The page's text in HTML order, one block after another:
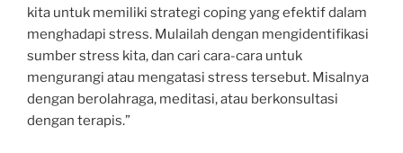
kita untuk memiliki strategi coping yang efektif dalam
menghadapi stress. Mulailah dengan mengidentifikasi
sumber stress kita, dan cari cara-cara untuk
mengurangi atau mengatasi stress tersebut. Misalnya
dengan berolahraga, meditasi, atau berkonsultasi
dengan terapis.”